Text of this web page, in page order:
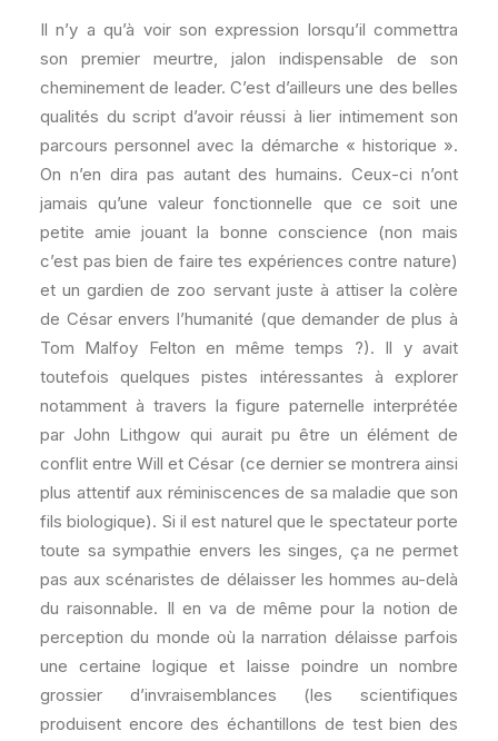
Il n’y a qu’à voir son expression lorsqu’il commettra
son premier meurtre, jalon indispensable de son
cheminement de leader. C’est d’ailleurs une des belles
qualités du script d’avoir réussi à lier intimement son
parcours personnel avec la démarche « historique ».
On n’en dira pas autant des humains. Ceux-ci n’ont
jamais qu’une valeur fonctionnelle que ce soit une
petite amie jouant la bonne conscience (non mais
c’est pas bien de faire tes expériences contre nature)
et un gardien de zoo servant juste à attiser la colère
de César envers l’humanité (que demander de plus à
Tom Malfoy Felton en même temps ?). Il y avait
toutefois quelques pistes intéressantes à explorer
notamment à travers la figure paternelle interprétée
par John Lithgow qui aurait pu être un élément de
conflit entre Will et César (ce dernier se montrera ainsi
plus attentif aux réminiscences de sa maladie que son
fils biologique). Si il est naturel que le spectateur porte
toute sa sympathie envers les singes, ça ne permet
pas aux scénaristes de délaisser les hommes au-delà
du raisonnable. Il en va de même pour la notion de
perception du monde où la narration délaisse parfois
une certaine logique et laisse poindre un nombre
grossier d’invraisemblances (les scientifiques
produisent encore des échantillons de test bien des